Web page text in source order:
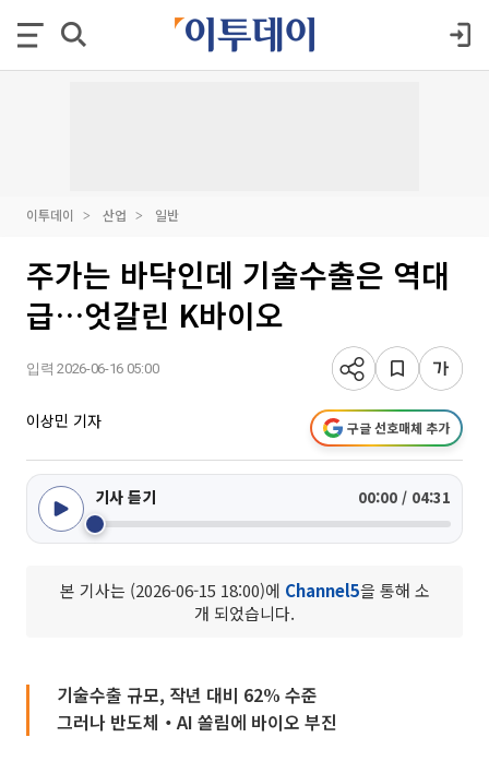
이투데이 산업 일반
주가는 바닥인데 기술수출은 역대
급…엇갈린 K바이오
입력 2026-06-16 05:00
이상민 기자 구글 선호매체 추가
기사 듣기 00:00 / 04:31
본 기사는 (2026-06-15 18:00)에 Channel5을 통해 소
개 되었습니다.
기술수출 규모, 작년 대비 62% 수준
그러나 반도체‧AI 쏠림에 바이오 부진